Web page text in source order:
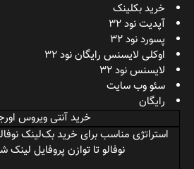
خرید بکلینک
آپدیت نود 32
پسورد نود 32
اوکلی لایسنس رایگان نود 32
لایسنس نود 32
سئو وب سایت
رایگان
خرید آنتی ویروس
استراتژی مناسب برای خرید بک‌لینک
نوفالوتا توازن پروفایل لینک